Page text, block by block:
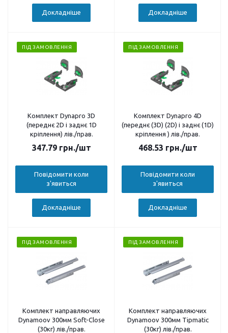
Докладніше Докладніше
ПІД ЗАМОВЛЕННЯ
Комплект Dynapro 3D
(переднє 2D і заднє 1D
кріплення) лів./прав.
347.79грн./шт
Повідомити коли
з'явиться
Докладніше
ПІД ЗАМОВЛЕННЯ
Комплект Dynapro 4D
(переднє (3D) (2D) і заднє (1D)
кріплення ) лів./прав.
468.53 грн./шт
Повідомити коли
з'явиться
Докладніше
ПІД ЗАМОВЛЕННЯ
Комплект направляючих
Dynamoov 300мм Soft-Close
(30кг) лів./прав.
ПІД ЗАМОВЛЕННЯ
Комплект направляючих
Dynamoov 300мм Tipmatic
(30кг) лів./прав.